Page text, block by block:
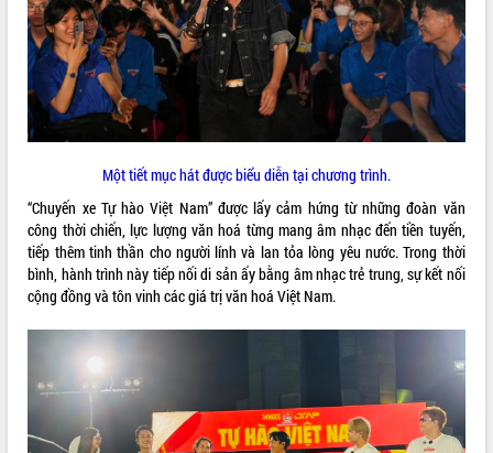
UBND tỉnh Đắk Lắk triển khai nhiệm
vụ 6 tháng cuối năm 2026
Kỳ họp thứ Hai, Hội đồng nhân dân
tỉnh khóa XI quyết nghị nhiều nội dung
quan trọng
Bí thư Tỉnh ủy Lương Nguyễn Minh
Rà soát, hoàn thiện hệ thống thiết chế
văn hóa, thể thao đáp ứng yêu cầu
phát triển mới
Thường trực HĐND tỉnh Đắk Lắk gặp
mặt Đoàn chuyên gia y tế TP. Hồ Chí
Lễ truy điệu và an táng hài cốt liệt sĩ
tại Nghĩa trang Liệt sĩ xã Sơn Hòa
Bàn giải pháp tháo gỡ khó khăn trong
xuất khẩu sầu riêng và triển khai quy
định EUDR
THỐNG KÊ TRUY CẬP
66108632
Một tiết mục hát được biểu diễn tại chương trình.
“Chuyến xe Tự hào Việt Nam” được lấy cảm hứng từ những đoàn văn
công thời chiến, lực lượng văn hoá từng mang âm nhạc đến tiền tuyến,
tiếp thêm tinh thần cho người lính và lan tỏa lòng yêu nước. Trong thời
bình, hành trình này tiếp nối di sản ấy bằng âm nhạc trẻ trung, sự kết nối
cộng đồng và tôn vinh các giá trị văn hoá Việt Nam.